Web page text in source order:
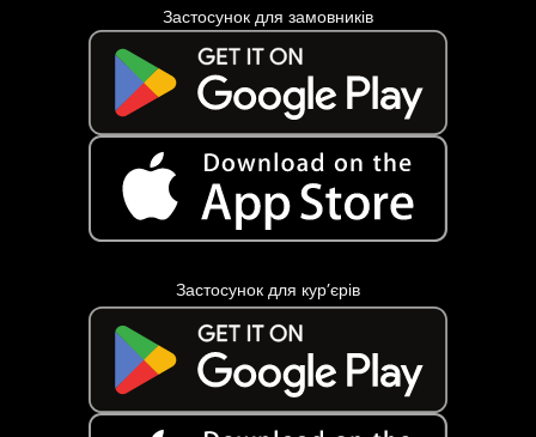
Застосунок для замовників
Застосунок для кур’єрів